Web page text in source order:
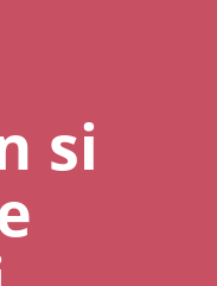
si